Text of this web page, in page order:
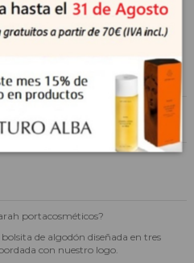
bolsa porta
tres colores (rosa, blanco o
portacosméticos?
de algodón diseñada en tres
con nuestro logo.